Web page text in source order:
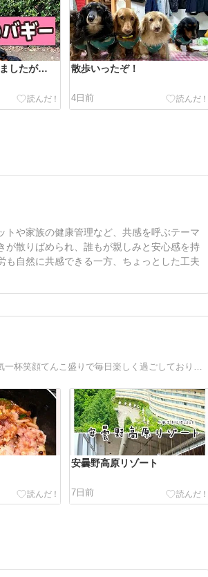
ましたが… 散歩いったぞ！
4日前
や家族の健康管理など、共感を呼ぶテーマ
が散りばめられ、誰もが親しみと安心感を持
自然に共感できる一方、ちょっとした工夫
一人暮らし女と、Ｍダックスホッピー18歳との毎日。また車椅子生活になったけど元気一杯笑顔てんこ盛りで毎日楽しく過ごしております！
安曇野高原リゾート
7日前